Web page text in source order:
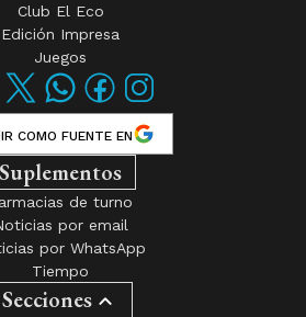
Club El Eco
Edición Impresa
Juegos
COMO FUENTE EN
Suplementos
de turno
por email
por WhatsApp
Tiempo
Secciones